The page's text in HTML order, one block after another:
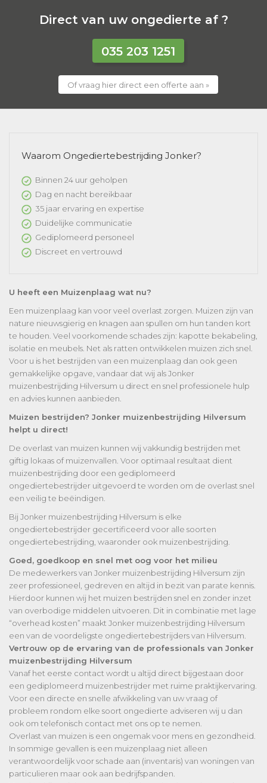
Direct van uw ongedierte af ?
035 203 1251
Of vraag hier direct een offerte aan »
Waarom Ongediertebestrijding Jonker?
Binnen 24 uur geholpen
Dag en nacht bereikbaar
35 jaar ervaring en expertise
Duidelijke communicatie
Gediplomeerd personeel
Discreet en vertrouwd
U heeft een Muizenplaag wat nu?
Een muizenplaag kan voor veel overlast zorgen. Muizen zijn van
nature nieuwsgierig en knagen aan spullen om hun tanden kort
te houden. Veel voorkomende schades zijn: kapotte bekabeling,
isolatie en meubels. Net als ratten ontwikkelen muizen zich snel.
Voor u is het bestrijden van een muizenplaag dan ook geen
gemakkelijke opgave, vandaar dat wij als Jonker
muizenbestrijding Hilversum u direct en snel professionele hulp
en advies kunnen aanbieden.
Muizen bestrijden? Jonker muizenbestrijding Hilversum
helpt u direct!
De overlast van muizen kunnen wij vakkundig bestrijden met
giftig lokaas of muizenvallen. Voor optimaal resultaat dient
muizenbestrijding door een gediplomeerd
ongediertebestrijder uitgevoerd te worden om de overlast snel
een veilig te beëindigen.
Bij Jonker muizenbestrijding Hilversum is elke
ongediertebestrijder gecertificeerd voor alle soorten
ongediertebestrijding, waaronder ook muizenbestrijding.
Goed, goedkoop en snel met oog voor het milieu
De medewerkers van Jonker muizenbestrijding Hilversum zijn
zeer professioneel, gedreven en altijd in bezit van parate kennis.
Hierdoor kunnen wij het muizen bestrijden snel en zonder inzet
van overbodige middelen uitvoeren. Dit in combinatie met lage
“overhead kosten” maakt Jonker muizenbestrijding Hilversum
een van de voordeligste ongediertebestrijders van Hilversum.
Vertrouw op de ervaring van de professionals van Jonker
muizenbestrijding Hilversum
Vanaf het eerste contact wordt u altijd direct bijgestaan door
een gediplomeerd muizenbestrijder met ruime praktijkervaring.
Voor een directe en snelle afwikkeling van uw vraag of
probleem rondom elke soort ongedierte adviseren wij u dan
ook om telefonisch contact met ons op te nemen.
Overlast van muizen is een ongemak voor mens en gezondheid.
In sommige gevallen is een muizenplaag niet alleen
verantwoordelijk voor schade aan (inventaris) van woningen van
particulieren maar ook aan bedrijfspanden.